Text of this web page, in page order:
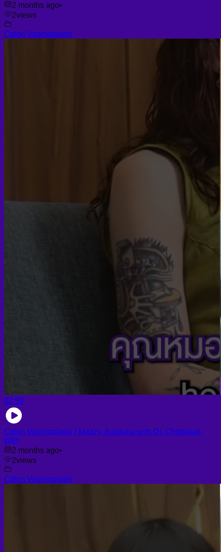
2 months ago•
2views
Colon Vaginoplasty
02:59
Colon Vaginoplasty | Mazzy, Australia with Dr. Chettasak,
WIH
2 months ago•
2views
Colon Vaginoplasty